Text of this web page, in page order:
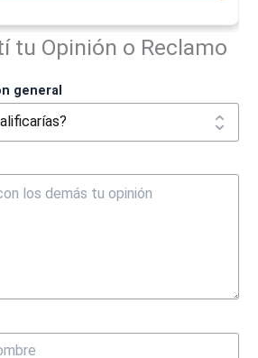
tu Opinión o Reclamo
general